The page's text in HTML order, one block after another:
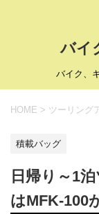
バイ
バイク、
HOME > ツーリング
積載バッグ
日帰り～1
はMFK-100